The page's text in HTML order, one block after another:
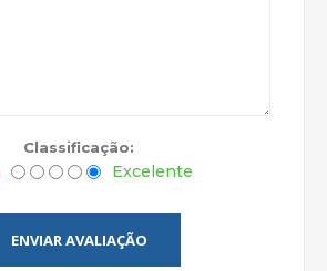
Classificação:
Excelente
ENVIAR AVALIAÇÃO